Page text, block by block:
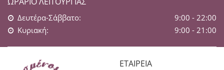
Δευτέρα-Σάββατο:
9:00 - 22:00
Κυριακή:
9:00 - 21:00
ΕΤΑΙΡΕΊΑ